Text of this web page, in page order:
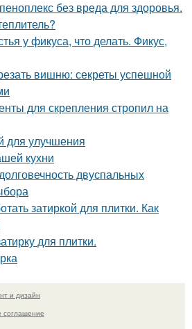
без вреда для здоровья.
у фикуса, что делать. Фикус,
вишню: секреты успешной
для скрепления стропил на
для улучшения
кухни
двуспальных
затиркой для плитки. Как
для плитки.
и дизайн
соглашение